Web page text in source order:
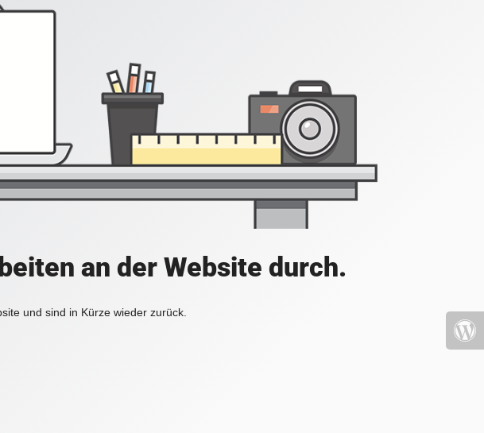
an der Website durch.
und sind in Kürze wieder zurück.